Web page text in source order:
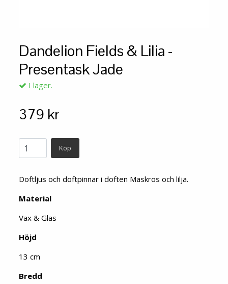
Dandelion Fields & Lilia -
Presentask Jade
I lager.
379 kr
Köp
Doftljus och doftpinnar i doften Maskros och lilja.
Material
Vax & Glas
Höjd
13 cm
Bredd